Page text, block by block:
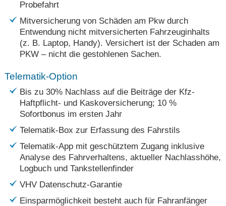
Probefahrt
Mitversicherung von Schäden am Pkw durch
Entwendung nicht mitversicherten Fahrzeuginhalts
(z. B. Laptop, Handy). Versichert ist der Schaden am
PKW – nicht die gestohlenen Sachen.
Telematik-Option
Bis zu 30% Nachlass auf die Beiträge der Kfz-
Haftpflicht- und Kaskoversicherung; 10 %
Sofortbonus im ersten Jahr
Telematik-Box zur Erfassung des Fahrstils
Telematik-App mit geschütztem Zugang inklusive
Analyse des Fahrverhaltens, aktueller Nachlasshöhe,
Logbuch und Tankstellenfinder
VHV Datenschutz-Garantie
Einsparmöglichkeit besteht auch für Fahranfänger